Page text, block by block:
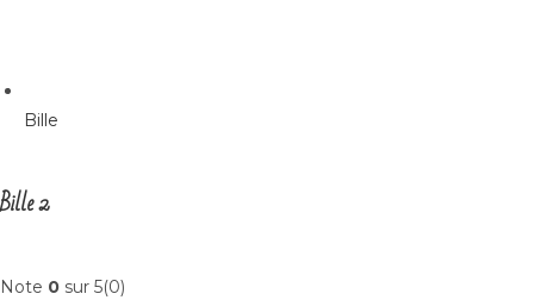
Bille
Bille 2
Note 0 sur 5(0)